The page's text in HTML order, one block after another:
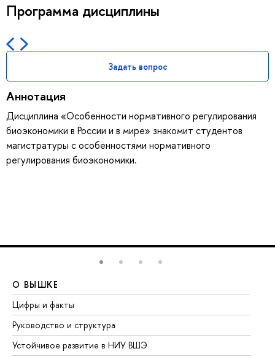
Программа дисциплины
Задать вопрос
Аннотация
Дисциплина «Особенности нормативного регулирования
биоэкономики в России и в мире» знакомит студентов
магистратуры с особенностями нормативного
регулирования биоэкономики.
О ВЫШКЕ
Цифры и факты
Руководство и структура
Устойчивое развитие в НИУ ВШЭ